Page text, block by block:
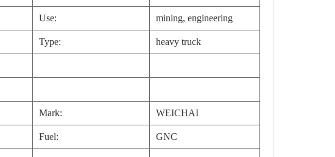
Use: mining, engineering
Type: heavy truck
Mark: WEICHAI
Fuel: GNC